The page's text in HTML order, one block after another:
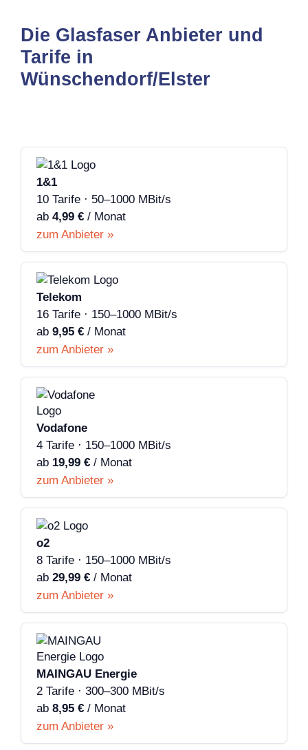
Die Glasfaser Anbieter und
Tarife in
Wünschendorf/Elster
1&1
10 Tarife · 50–1000 MBit/s
ab 4,99 € / Monat
zum Anbieter »
Telekom
16 Tarife · 150–1000 MBit/s
ab 9,95 € / Monat
zum Anbieter »
Vodafone
4 Tarife · 150–1000 MBit/s
ab 19,99 € / Monat
zum Anbieter »
o2
8 Tarife · 150–1000 MBit/s
ab 29,99 € / Monat
zum Anbieter »
MAINGAU Energie
2 Tarife · 300–300 MBit/s
ab 8,95 € / Monat
zum Anbieter »